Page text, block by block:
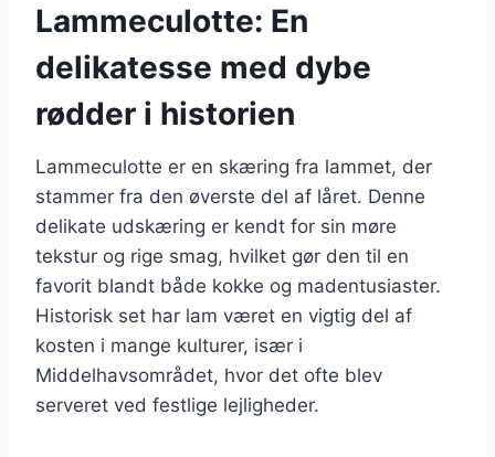
Lammeculotte: En
delikatesse med dybe
rødder i historien
Lammeculotte er en skæring fra lammet, der
stammer fra den øverste del af låret. Denne
delikate udskæring er kendt for sin møre
tekstur og rige smag, hvilket gør den til en
favorit blandt både kokke og madentusiaster.
Historisk set har lam været en vigtig del af
kosten i mange kulturer, især i
Middelhavsområdet, hvor det ofte blev
serveret ved festlige lejligheder.